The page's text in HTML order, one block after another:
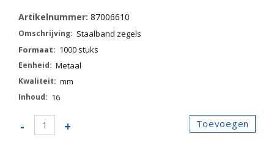
aantal
87006610
Staalband zegels
1000 stuks
Metaal
mm
16
-
87006610
+ Toevoegen